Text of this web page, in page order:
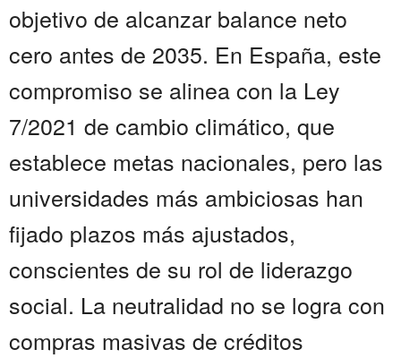
objetivo de alcanzar balance neto
cero antes de 2035. En España, este
compromiso se alinea con la Ley
7/2021 de cambio climático, que
establece metas nacionales, pero las
universidades más ambiciosas han
fijado plazos más ajustados,
conscientes de su rol de liderazgo
social. La neutralidad no se logra con
compras masivas de créditos